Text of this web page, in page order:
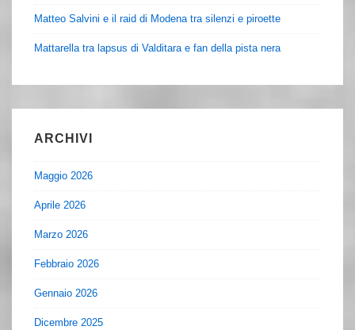
Matteo Salvini e il raid di Modena tra silenzi e piroette
Mattarella tra lapsus di Valditara e fan della pista nera
ARCHIVI
Maggio 2026
Aprile 2026
Marzo 2026
Febbraio 2026
Gennaio 2026
Dicembre 2025